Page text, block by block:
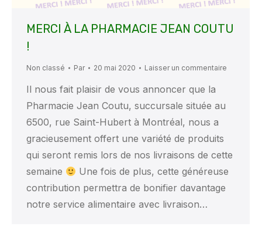
MERCI À LA PHARMACIE JEAN COUTU
!
Non classé Par 20 mai 2020 Laisser un commentaire
Il nous fait plaisir de vous annoncer que la
Pharmacie Jean Coutu, succursale située au
6500, rue Saint-Hubert à Montréal, nous a
gracieusement offert une variété de produits
qui seront remis lors de nos livraisons de cette
semaine
Une fois de plus, cette généreuse
contribution permettra de bonifier davantage
notre service alimentaire avec livraison…